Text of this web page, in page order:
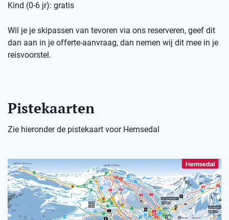
Kind (0-6 jr): gratis
Wil je je skipassen van tevoren via ons reserveren, geef dit
dan aan in je offerte-aanvraag, dan nemen wij dit mee in je
reisvoorstel.
Pistekaarten
Zie hieronder de pistekaart voor Hemsedal